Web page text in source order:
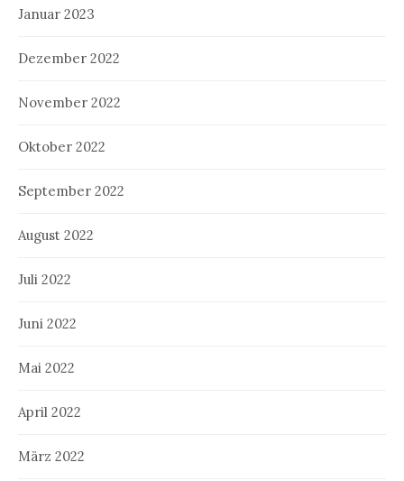
Januar 2023
Dezember 2022
November 2022
Oktober 2022
September 2022
August 2022
Juli 2022
Juni 2022
Mai 2022
April 2022
März 2022